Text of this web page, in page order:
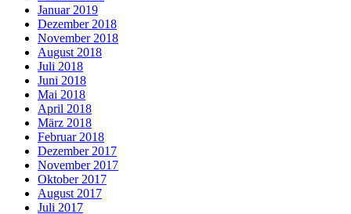
Januar 2019
Dezember 2018
November 2018
August 2018
Juli 2018
Juni 2018
Mai 2018
April 2018
März 2018
Februar 2018
Dezember 2017
November 2017
Oktober 2017
August 2017
Juli 2017